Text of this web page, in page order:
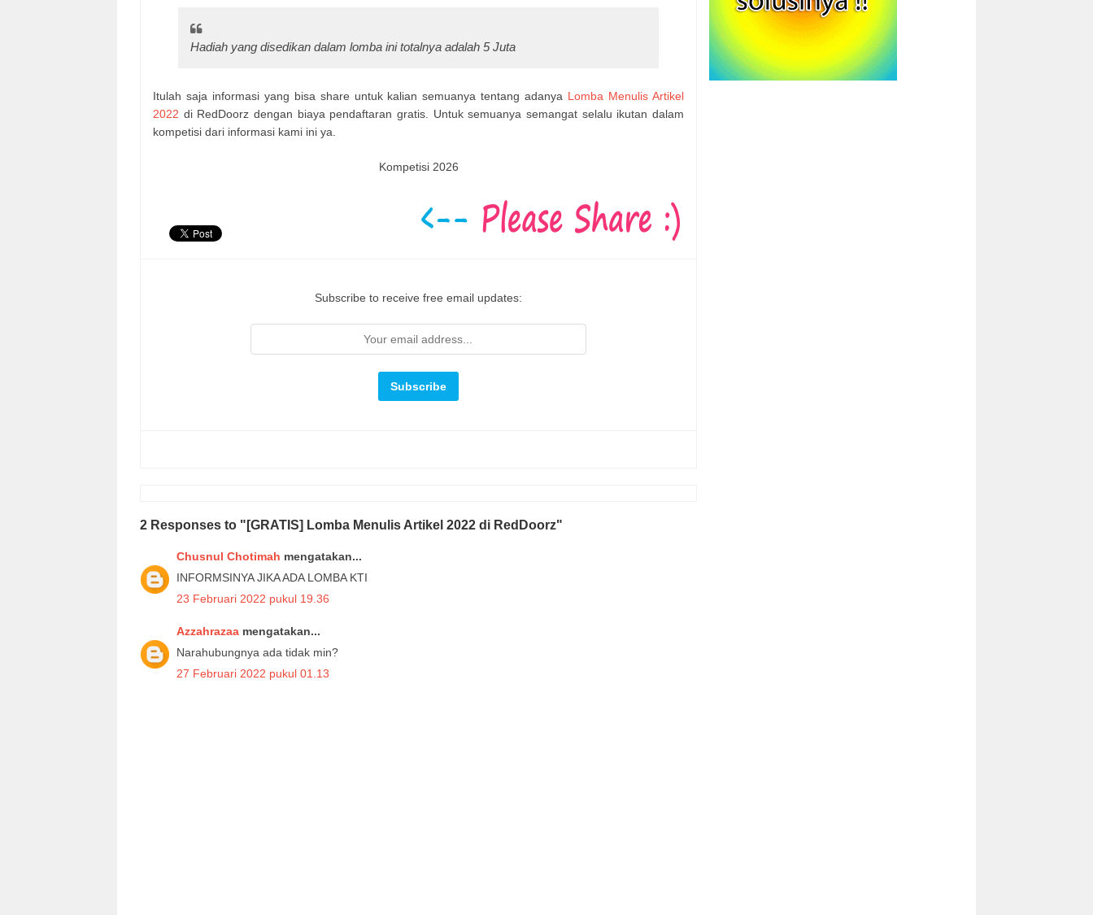
Hadiah yang disedikan dalam lomba ini totalnya adalah 5 Juta
Itulah saja informasi yang bisa share untuk kalian semuanya tentang adanya Lomba Menulis Artikel
2022 di RedDoorz dengan biaya pendaftaran gratis. Untuk semuanya semangat selalu ikutan dalam
kompetisi dari informasi kami ini ya.
Kompetisi 2026
Subscribe to receive free email updates:
2 Responses to "[GRATIS] Lomba Menulis Artikel 2022 di RedDoorz"
Chusnul Chotimah mengatakan...
INFORMSINYA JIKA ADA LOMBA KTI
23 Februari 2022 pukul 19.36
Azzahrazaa mengatakan...
Narahubungnya ada tidak min?
27 Februari 2022 pukul 01.13